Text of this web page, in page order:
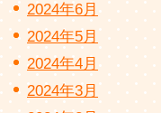
2024年6月
2024年5月
2024年4月
2024年3月